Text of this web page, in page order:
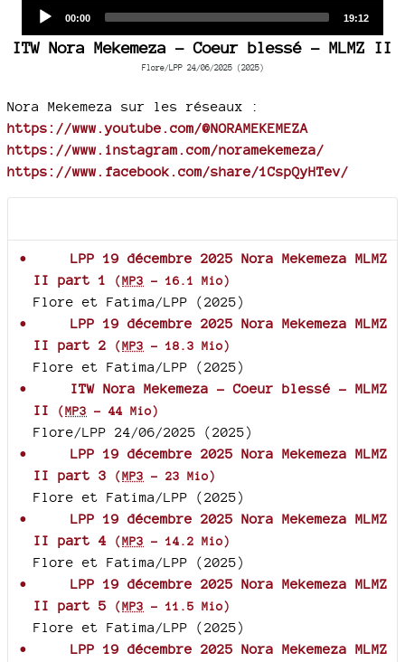
Audio
Current
00:00
Total
19:12
ITW Nora Mekemeza - Coeur blessé - MLMZ II
Flore/LPP 24/06/2025 (2025)
Nora Mekemeza sur les réseaux :
https://www.youtube.com/@NORAMEKEMEZA
https://www.instagram.com/noramekemeza/
https://www.facebook.com/share/1CspQyHTev/
LPP 19 décembre 2025 Nora Mekemeza MLMZ
II part 1
(MP3 - 16.1 Mio)
Flore et Fatima/LPP (2025)
LPP 19 décembre 2025 Nora Mekemeza MLMZ
II part 2
(MP3 - 18.3 Mio)
Flore et Fatima/LPP (2025)
ITW Nora Mekemeza - Coeur blessé - MLMZ
II
(MP3 - 44 Mio)
Flore/LPP 24/06/2025 (2025)
LPP 19 décembre 2025 Nora Mekemeza MLMZ
II part 3
(MP3 - 23 Mio)
Flore et Fatima/LPP (2025)
LPP 19 décembre 2025 Nora Mekemeza MLMZ
II part 4
(MP3 - 14.2 Mio)
Flore et Fatima/LPP (2025)
LPP 19 décembre 2025 Nora Mekemeza MLMZ
II part 5
(MP3 - 11.5 Mio)
Flore et Fatima/LPP (2025)
LPP 19 décembre 2025 Nora Mekemeza MLMZ